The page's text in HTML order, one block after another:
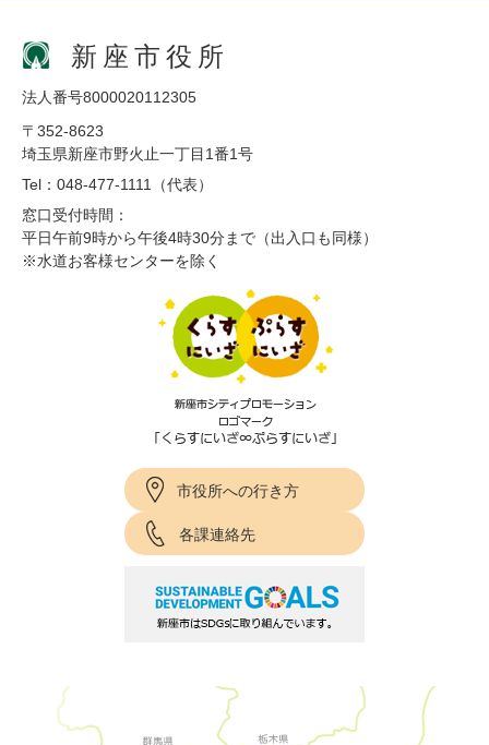
新座市役所
法人番号8000020112305
〒352-8623
埼玉県新座市野火止一丁目1番1号
Tel：048-477-1111（代表）
窓口受付時間：
平日午前9時から午後4時30分まで（出入口も同様）
※水道お客様センターを除く
市役所への行き方
各課連絡先